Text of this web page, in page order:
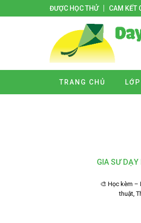
ĐƯỢC HỌC THỬ CAM KẾT
TRANG CHỦ
GIA SƯ DẠY
🎨 Học kèm –
thuật,